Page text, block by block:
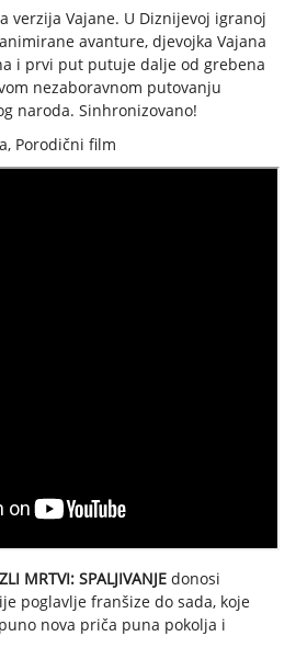
verzija Vajane. U Diznijevoj igranoj
avanture, djevojka Vajana
i prvi put putuje dalje od grebena
nezaboravnom putovanju
naroda. Sinhronizovano!
Porodični film
MRTVI: SPALJIVANJE donosi
poglavlje franšize do sada, koje
nova priča puna pokolja i